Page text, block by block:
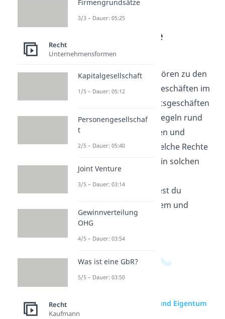
Rechtsgeschäfte
verstehen
Besitz und Eigentum gehören zu den
Grundlagen von Rechtsgeschäften im
Alltag. Wer sich mit Rechtsgeschäften
beschäftigt, schaut auf Regeln rund
um Kaufen, Mieten, Leihen und
Verträge. So wird klar, welche Rechte
und Pflichten Menschen in solchen
Situationen haben. Im
Wirtschaftsbereich
findest du
passende Videos zu diesem und
verwandten Themen.
zur Videoseite: Besitz und Eigentum
Firmengrundsätze
3/3 – Dauer: 05:25
Recht
Unternehmensformen
Kapitalgesellschaft
1/5 – Dauer: 05:12
Personengesellschaf
t
2/5 – Dauer: 05:40
Joint Venture
3/5 – Dauer: 03:14
Gewinnverteilung
OHG
4/5 – Dauer: 03:54
Was ist eine GbR?
5/5 – Dauer: 03:50
Recht
Kaufmann